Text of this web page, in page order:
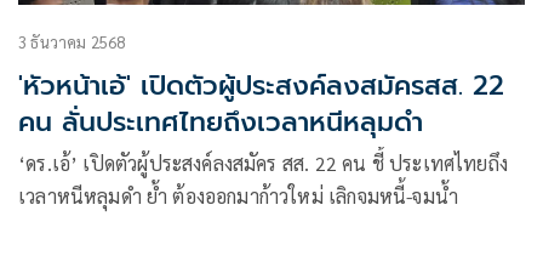
3 ธันวาคม 2568
'หัวหน้าเอ้' เปิดตัวผู้ประสงค์ลงสมัครสส. 22
คน ลั่นประเทศไทยถึงเวลาหนีหลุมดำ
‘ดร.เอ้’ เปิดตัวผู้ประสงค์ลงสมัคร สส. 22 คน ชี้ ประเทศไทยถึง
เวลาหนีหลุมดำ ย้ำ ต้องออกมาก้าวใหม่ เลิกจมหนี้-จมน้ำ